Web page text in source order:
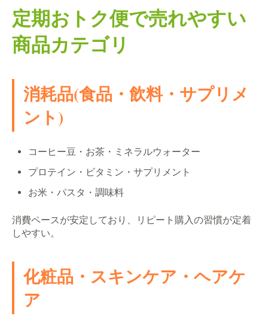
定期おトク便で売れやすい
商品カテゴリ
消耗品(食品・飲料・サプリメ
ント)
コーヒー豆・お茶・ミネラルウォーター
プロテイン・ビタミン・サプリメント
お米・パスタ・調味料
消費ペースが安定しており、リピート購入の習慣が定着
しやすい。
化粧品・スキンケア・ヘアケ
ア